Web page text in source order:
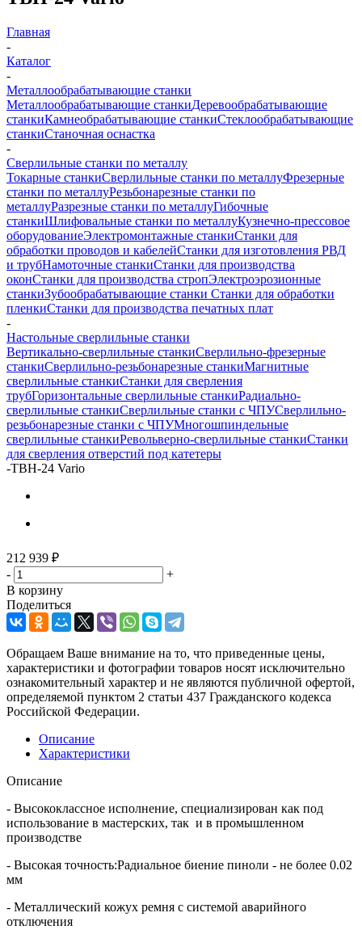
Главная
-
Каталог
-
Металлообрабатывающие станки
Металлообрабатывающие станкиДеревообрабатывающие
станкиКамнеобрабатывающие станкиСтеклообрабатывающие
станкиСтаночная оснастка
-
Сверлильные станки по металлу
Токарные станкиСверлильные станки по металлуФрезерные
станки по металлуРезьбонарезные станки по
металлуРазрезные станки по металлуГибочные
станкиШлифовальные станки по металлуКузнечно-прессовое
оборудованиеЭлектромонтажные станкиСтанки для
обработки проводов и кабелейСтанки для изготовления РВД
и трубНамоточные станкиСтанки для производства
оконСтанки для производства стропЭлектроэрозионные
станкиЗубообрабатывающие станки Станки для обработки
пленкиСтанки для производства печатных плат
-
Настольные сверлильные станки
Вертикально-сверлильные станкиСверлильно-фрезерные
станкиСверлильно-резьбонарезные станкиМагнитные
сверлильные станкиСтанки для сверления
трубГоризонтальные сверлильные станкиРадиально-
сверлильные станкиСверлильные станки с ЧПУСверлильно-
резьбонарезные станки с ЧПУМногошпиндельные
сверлильные станкиРевольверно-сверлильные станкиСтанки
для сверления отверстий под катетеры
-TBH-24 Vario
212 939 ₽
-
+
В корзину
Поделиться
Обращаем Ваше внимание на то, что приведенные цены,
характеристики и фотографии товаров носят исключительно
ознакомительный характер и не являются публичной офертой,
определяемой пунктом 2 статьи 437 Гражданского кодекса
Российской Федерации.
Описание
Характеристики
Описание
- Высококлассное исполнение, специализирован как под
использование в мастерских, так и в промышленном
производстве
- Высокая точность:Радиальное биение пиноли - не более 0.02
мм
- Металлический кожух ремня с системой аварийного
отключения